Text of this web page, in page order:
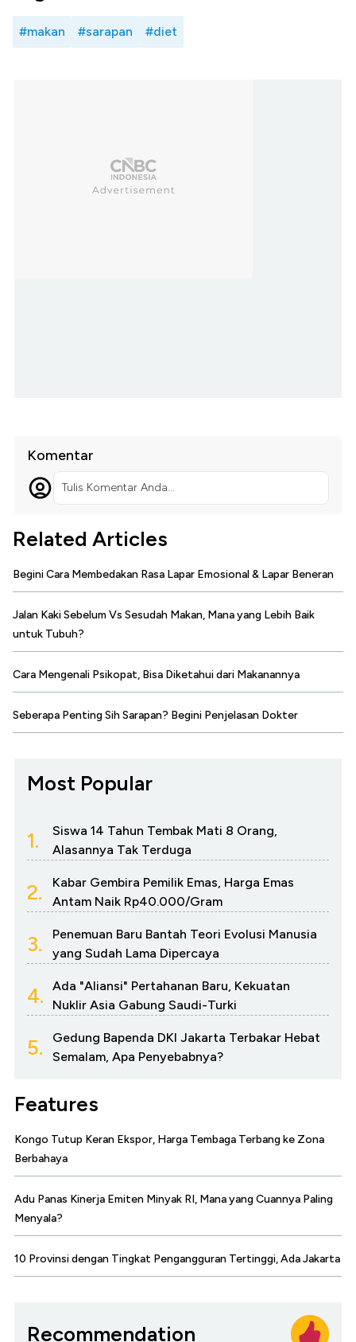
#makan #sarapan #diet
Komentar
Tulis Komentar Anda...
Related Articles
Begini Cara Membedakan Rasa Lapar Emosional & Lapar Beneran
Jalan Kaki Sebelum Vs Sesudah Makan, Mana yang Lebih Baik
untuk Tubuh?
Cara Mengenali Psikopat, Bisa Diketahui dari Makanannya
Seberapa Penting Sih Sarapan? Begini Penjelasan Dokter
Most Popular
1.
Siswa 14 Tahun Tembak Mati 8 Orang,
Alasannya Tak Terduga
2.
Kabar Gembira Pemilik Emas, Harga Emas
Antam Naik Rp40.000/Gram
3.
Penemuan Baru Bantah Teori Evolusi Manusia
yang Sudah Lama Dipercaya
4.
Ada "Aliansi" Pertahanan Baru, Kekuatan
Nuklir Asia Gabung Saudi-Turki
5.
Gedung Bapenda DKI Jakarta Terbakar Hebat
Semalam, Apa Penyebabnya?
Features
Kongo Tutup Keran Ekspor, Harga Tembaga Terbang ke Zona
Berbahaya
Adu Panas Kinerja Emiten Minyak RI, Mana yang Cuannya Paling
Menyala?
10 Provinsi dengan Tingkat Pengangguran Tertinggi, Ada Jakarta
Recommendation